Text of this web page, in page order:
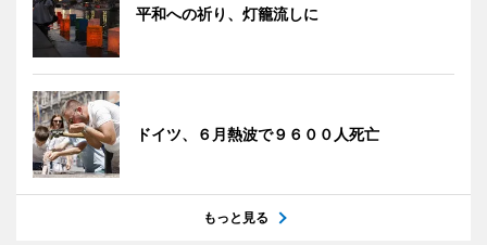
平和への祈り、灯籠流しに
ドイツ、６月熱波で９６００人死亡
もっと見る